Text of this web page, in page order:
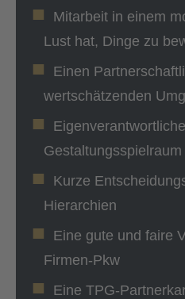
Mitarbeit in einem
Lust hat, Dinge zu
Einen
wertschätzenden
Gestaltungsspielraum
Kurze
Hierarchien
Eine gute und faire
Firmen-Pkw
Eine TPG-